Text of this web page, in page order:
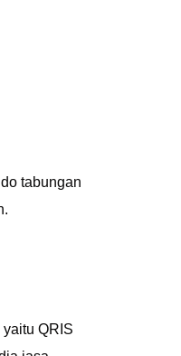
tabungan
QRIS